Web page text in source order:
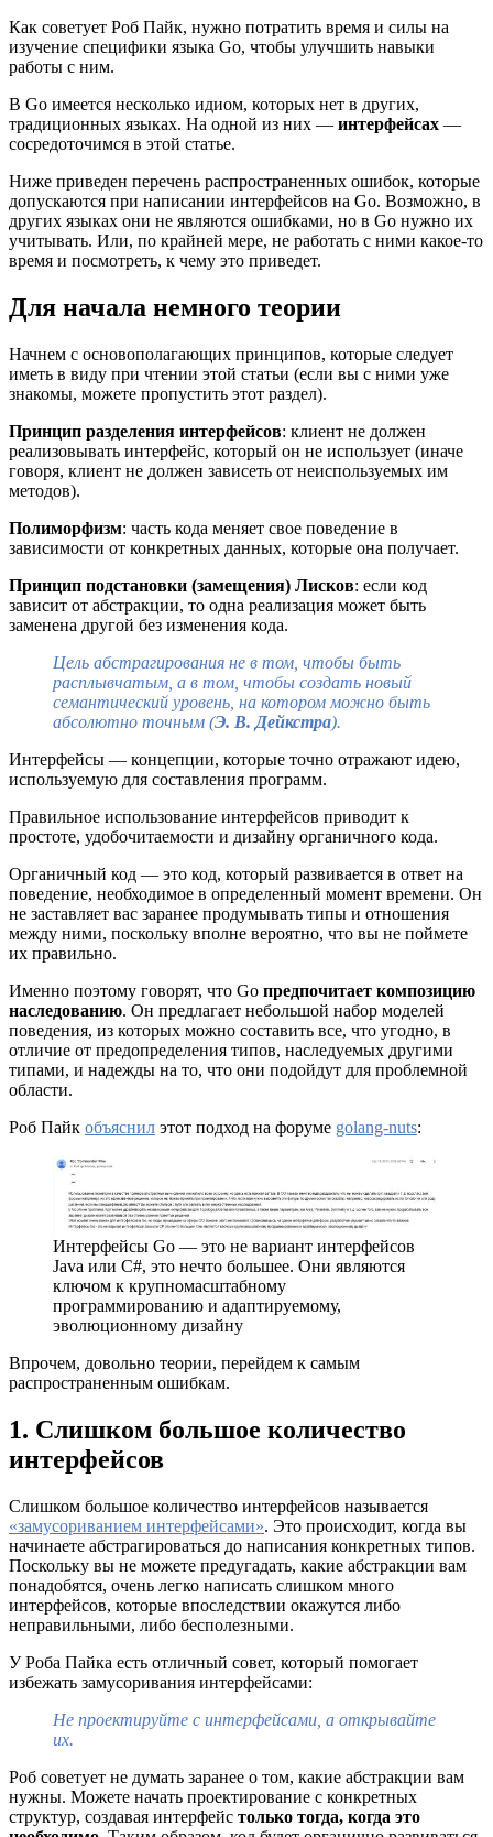
Как советует Роб Пайк, нужно потратить время и силы на
изучение специфики языка Go, чтобы улучшить навыки
работы с ним.
В Go имеется несколько идиом, которых нет в других,
традиционных языках. На одной из них — интерфейсах —
сосредоточимся в этой статье.
Ниже приведен перечень распространенных ошибок, которые
допускаются при написании интерфейсов на Go. Возможно, в
других языках они не являются ошибками, но в Go нужно их
учитывать. Или, по крайней мере, не работать с ними какое-то
время и посмотреть, к чему это приведет.
Для начала немного теории
Начнем с основополагающих принципов, которые следует
иметь в виду при чтении этой статьи (если вы с ними уже
знакомы, можете пропустить этот раздел).
Принцип разделения интерфейсов: клиент не должен
реализовывать интерфейс, который он не использует (иначе
говоря, клиент не должен зависеть от неиспользуемых им
методов).
Полиморфизм: часть кода меняет свое поведение в
зависимости от конкретных данных, которые она получает.
Принцип подстановки (замещения) Лисков: если код
зависит от абстракции, то одна реализация может быть
заменена другой без изменения кода.
Цель абстрагирования не в том, чтобы быть
расплывчатым, а в том, чтобы создать новый
семантический уровень, на котором можно быть
абсолютно точным (Э. В. Дейкстра).
Интерфейсы — концепции, которые точно отражают идею,
используемую для составления программ.
Правильное использование интерфейсов приводит к
простоте, удобочитаемости и дизайну органичного кода.
Органичный код — это код, который развивается в ответ на
поведение, необходимое в определенный момент времени. Он
не заставляет вас заранее продумывать типы и отношения
между ними, поскольку вполне вероятно, что вы не поймете
их правильно.
Именно поэтому говорят, что Go предпочитает композицию
наследованию. Он предлагает небольшой набор моделей
поведения, из которых можно составить все, что угодно, в
отличие от предопределения типов, наследуемых другими
типами, и надежды на то, что они подойдут для проблемной
области.
Роб Пайк объяснил этот подход на форуме golang-nuts:
Интерфейсы Go — это не вариант интерфейсов
Java или C#, это нечто большее. Они являются
ключом к крупномасштабному
программированию и адаптируемому,
эволюционному дизайну
Впрочем, довольно теории, перейдем к самым
распространенным ошибкам.
1. Слишком большое количество
интерфейсов
Слишком большое количество интерфейсов называется
«замусориванием интерфейсами». Это происходит, когда вы
начинаете абстрагироваться до написания конкретных типов.
Поскольку вы не можете предугадать, какие абстракции вам
понадобятся, очень легко написать слишком много
интерфейсов, которые впоследствии окажутся либо
неправильными, либо бесполезными.
У Роба Пайка есть отличный совет, который помогает
избежать замусоривания интерфейсами:
Не проектируйте с интерфейсами, а открывайте
их.
Роб советует не думать заранее о том, какие абстракции вам
нужны. Можете начать проектирование с конкретных
структур, создавая интерфейс только тогда, когда это